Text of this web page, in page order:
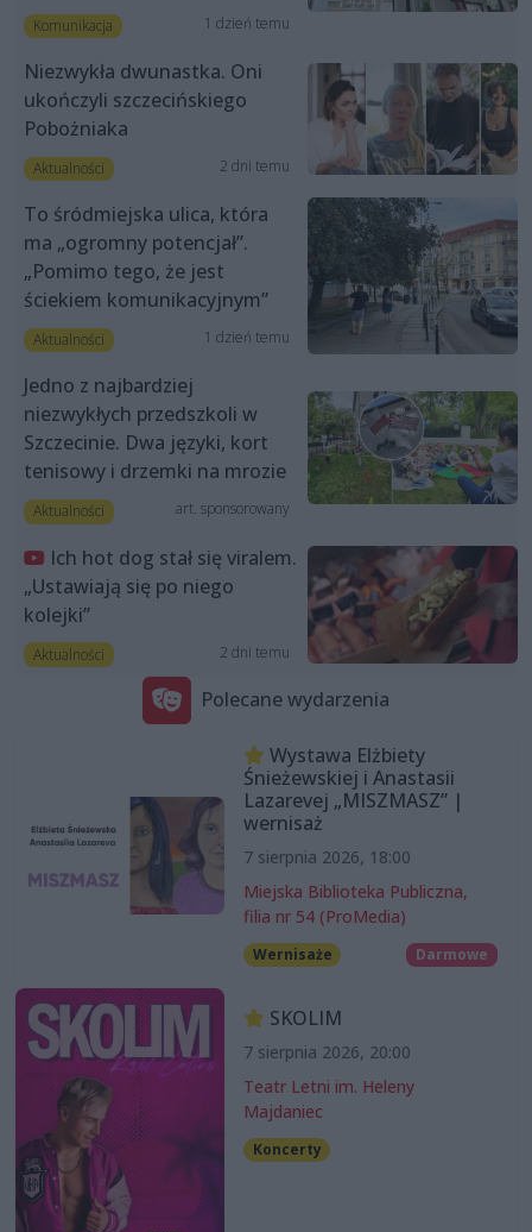
Komunikacja 1 dzień temu
Niezwykła dwunastka. Oni
ukończyli szczecińskiego
Pobożniaka
Aktualności 2 dni temu
To śródmiejska ulica, która
ma „ogromny potencjał”.
„Pomimo tego, że jest
ściekiem komunikacyjnym”
Aktualności 1 dzień temu
Jedno z najbardziej
niezwykłych przedszkoli w
Szczecinie. Dwa języki, kort
tenisowy i drzemki na mrozie
Aktualności art. sponsorowany
Ich hot dog stał się viralem.
„Ustawiają się po niego
kolejki”
Aktualności 2 dni temu
Polecane wydarzenia
Wystawa Elżbiety
Śnieżewskiej i Anastasii
Lazarevej „MISZMASZ” |
wernisaż
7 sierpnia 2026, 18:00
Miejska Biblioteka Publiczna,
filia nr 54 (ProMedia)
Wernisaże Darmowe
SKOLIM
7 sierpnia 2026, 20:00
Teatr Letni im. Heleny
Majdaniec
Koncerty